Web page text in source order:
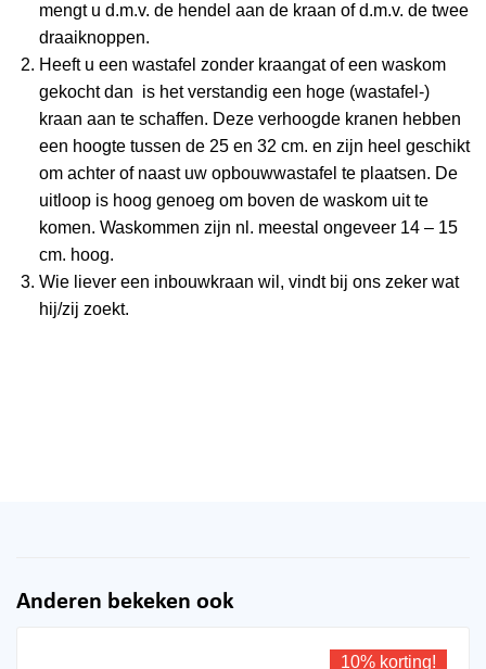
mengt u d.m.v. de hendel aan de kraan of d.m.v. de twee
draaiknoppen.
Heeft u een wastafel zonder kraangat of een waskom
gekocht dan is het verstandig een hoge (wastafel-)
kraan aan te schaffen. Deze verhoogde kranen hebben
een hoogte tussen de 25 en 32 cm. en zijn heel geschikt
om achter of naast uw opbouwwastafel te plaatsen. De
uitloop is hoog genoeg om boven de waskom uit te
komen. Waskommen zijn nl. meestal ongeveer 14 – 15
cm. hoog.
Wie liever een inbouwkraan wil, vindt bij ons zeker wat
hij/zij zoekt.
Anderen bekeken ook
10% korting!